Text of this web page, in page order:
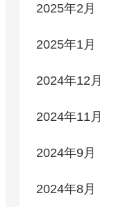
2025年2月
2025年1月
2024年12月
2024年11月
2024年9月
2024年8月